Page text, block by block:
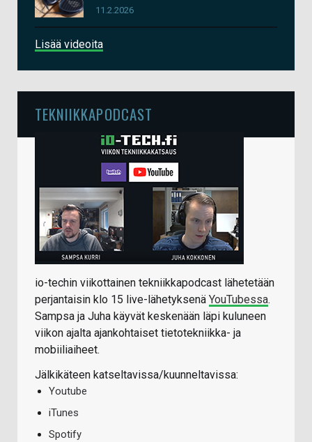
11.2.2026
Lisää videoita
TEKNIIKKAPODCAST
io-techin viikottainen tekniikkapodcast lähetetään
perjantaisin klo 15 live-lähetyksenä YouTubessa.
Sampsa ja Juha käyvät keskenään läpi kuluneen
viikon ajalta ajankohtaiset tietotekniikka- ja
mobiiliaiheet.
Jälkikäteen katseltavissa/kuunneltavissa:
Youtube
iTunes
Spotify